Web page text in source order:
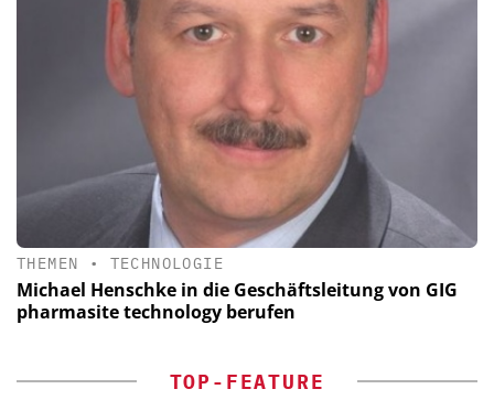
THEMEN • TECHNOLOGIE
Michael Henschke in die Geschäftsleitung von GIG
pharmasite technology berufen
TOP-FEATURE